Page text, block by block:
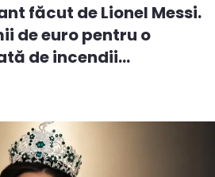
făcut de Lionel Messi.
de euro pentru o
de incendii